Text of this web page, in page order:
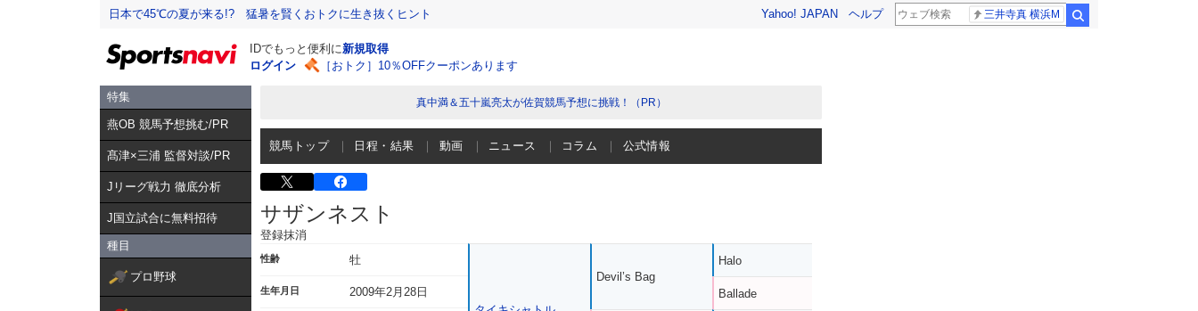
日本で45℃の夏が来る!? 猛暑を賢くおトクに生き抜くヒント Yahoo! JAPAN ヘルプ 三井寺真 横浜M
IDでもっと便利に新規取得
ログイン
［おトク］10％OFFクーポンあります
特集
燕OB 競馬予想挑む/PR
髙津×三浦 監督対談/PR
Jリーグ戦力 徹底分析
J国立試合に無料招待
種目
プロ野球
真中満＆五十嵐亮太が佐賀競馬予想に挑戦！（PR）
競馬トップ 日程・結果 動画 ニュース コラム 公式情報
サザンネスト
登録抹消
性齢 牡
生年月日 2009年2月28日
Devil’s Bag
Halo
Ballade